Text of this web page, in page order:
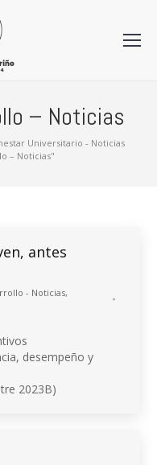
– Noticias
Universitario - Noticias
– Noticias"
antes
- Noticias,
desempeño y
2023B)